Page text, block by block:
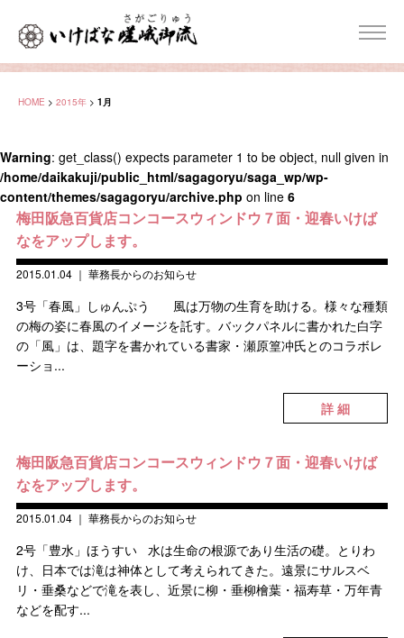
HOME > 2015年 > 1月
Warning: get_class() expects parameter 1 to be object, null given in
/home/daikakuji/public_html/sagagoryu/saga_wp/wp-
content/themes/sagagoryu/archive.php on line 6
梅田阪急百貨店コンコースウィンドウ７面・迎春いけば
なをアップします。
2015.01.04｜ 華務長からのお知らせ
3号「春風」しゅんぷう 風は万物の生育を助ける。様々な種類
の梅の姿に春風のイメージを託す。バックパネルに書かれた白字
の「風」は、題字を書かれている書家・瀬原篁冲氏とのコラボレ
ーショ...
詳 細
梅田阪急百貨店コンコースウィンドウ７面・迎春いけば
なをアップします。
2015.01.04｜ 華務長からのお知らせ
2号「豊水」ほうすい 水は生命の根源であり生活の礎。とりわ
け、日本では滝は神体として考えられてきた。遠景にサルスベ
リ・垂桑などで滝を表し、近景に柳・垂柳檜葉・福寿草・万年青
などを配す...